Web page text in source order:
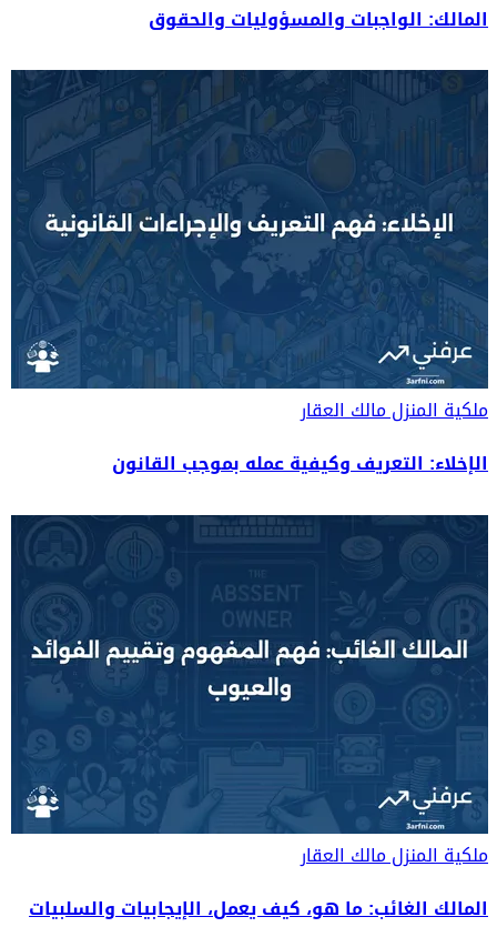
المالك: الواجبات والمسؤوليات والحقوق
ملكية المنزلمالك العقار
الإخلاء: التعريف وكيفية عمله بموجب القانون
ملكية المنزلمالك العقار
المالك الغائب: ما هو، كيف يعمل، الإيجابيات والسلبيات